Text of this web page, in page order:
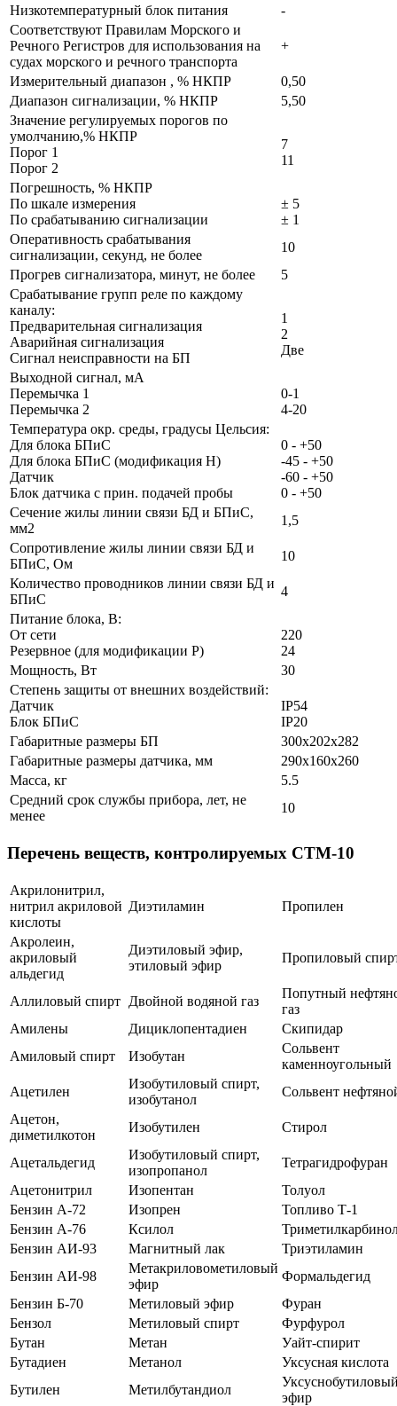
Низкотемпературный блок питания
-
Cоответствуют Правилам Морского и
Речного Регистров для использования на
судах морского и речного транспорта
+
Измерительный диапазон , % НКПР
0,50
Диапазон сигнализации, % НКПР
5,50
Значение регулируемых порогов по
умолчанию,% НКПР
Порог 1
Порог 2
7
11
Погрешность, % НКПР
По шкале измерения
По срабатыванию сигнализации
± 5
± 1
Оперативность срабатывания
сигнализации, секунд, не более
10
Прогрев сигнализатора, минут, не более
5
Срабатывание групп реле по каждому
каналу:
Предварительная сигнализация
Аварийная сигнализация
Сигнал неисправности на БП
1
2
Две
Выходной сигнал, мА
Перемычка 1
Перемычка 2
0-1
4-20
Температура окр. среды, градусы Цельсия:
Для блока БПиС
Для блока БПиС (модификация Н)
Датчик
Блок датчика c прин. подачей пробы
0 - +50
-45 - +50
-60 - +50
0 - +50
Сечение жилы линии связи БД и БПиС,
мм2
1,5
Сопротивление жилы линии связи БД и
БПиС, Ом
10
Количество проводников линии связи БД и
БПиС
4
Питание блока, В:
От сети
Резервное (для модификации Р)
220
24
Мощность, Вт
30
Степень защиты от внешних воздействий:
Датчик
Блок БПиС
IP54
IP20
Габаритные размеры БП
300х202х282
Габаритные размеры датчика, мм
290х160х260
Масса, кг
5.5
Средний срок службы прибора, лет, не
менее
10
Перечень веществ, контролируемых СТМ-10
Акрилонитрил,
нитрил акриловой
кислоты
Диэтиламин Пропилен
Акролеин,
акриловый
альдегид
Диэтиловый эфир,
этиловый эфир
Пропиловый
Аллиловый спирт Двойной водяной газ
Попутный
газ
Амилены
Дициклопентадиен
Скипидар
Амиловый спирт
Изобутан
Сольвент
каменноугольный
Ацетилен
Изобутиловый спирт,
изобутанол
Сольвент
Ацетон,
диметилкотон
Изобутилен Стирол
Ацетальдегид
Изобутиловый спирт,
изопропанол
Тетрагидрофуран
Ацетонитрил
Изопентан
Толуол
Бензин А-72
Изопрен
Топливо Т-1
Бензин А-76
Ксилол
Бензин АИ-93
Магнитный лак
Триэтиламин
Бензин АИ-98
Метакриловометиловый
эфир
Формальдегид
Бензин Б-70
Метиловый эфир
Фуран
Бензол
Метиловый спирт
Фурфурол
Бутан
Метан
Уайт-спирит
Бутадиен
Метанол
Уксусная кислота
Бутилен
Метилбутандиол
эфир